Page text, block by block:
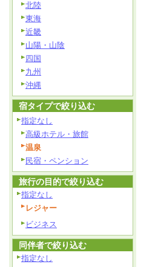
北陸
東海
近畿
山陽・山陰
四国
九州
沖縄
宿タイプで絞り込む
指定なし
高級ホテル・旅館
温泉
民宿・ペンション
旅行の目的で絞り込む
指定なし
レジャー
ビジネス
同伴者で絞り込む
指定なし